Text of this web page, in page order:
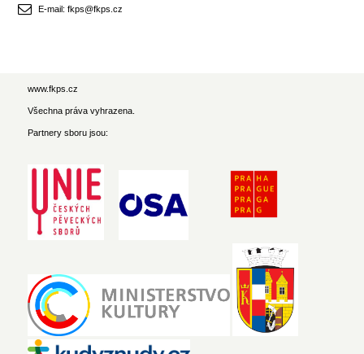
E-mail: fkps@fkps.cz
www.fkps.cz
Všechna práva vyhrazena.
Partnery sboru jsou: